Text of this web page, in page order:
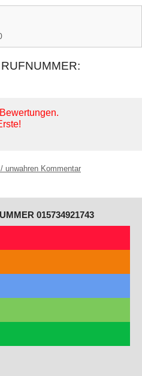
unwahren Kommentar
015734921743